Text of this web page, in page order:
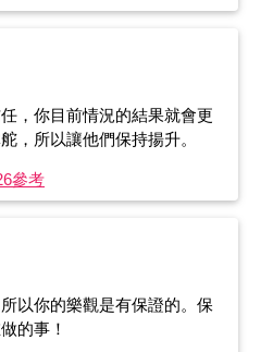
，你目前情況的結果就會更
，所以讓他們保持揚升。
參考
以你的樂觀是有保證的。保
的事！